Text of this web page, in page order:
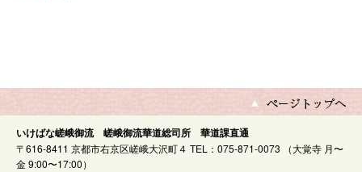
いけばな嵯峨御流 嵯峨御流華道総司所 華道課直通
〒616-8411 京都市右京区嵯峨大沢町４ TEL：075-871-0073 （大覚寺 月〜
金 9:00〜17:00）